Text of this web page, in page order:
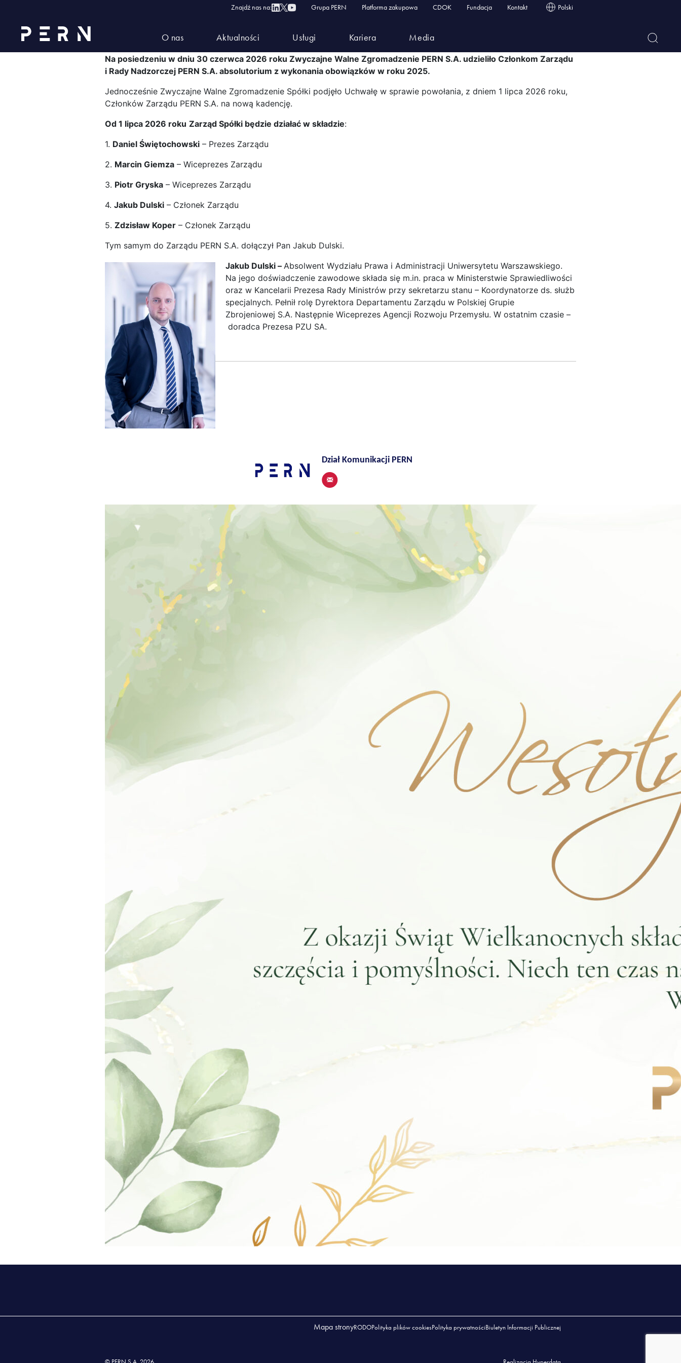
Znajdź nas na: Grupa PERN Platforma zakupowa CDOK Fundacja Kontakt Polski
O nas Aktualności Usługi Kariera Media
Powołanie Członków Zarządu PERN S.A. na nową
kadencję
Na posiedzeniu w dniu 30 czerwca 2026 roku Zwyczajne Walne Zgromadzenie PERN S.A. udzieliło Członkom Zarządu
i Rady Nadzorczej PERN S.A. absolutorium z wykonania obowiązków w roku 2025.
Jednocześnie Zwyczajne Walne Zgromadzenie Spółki podjęło Uchwałę w sprawie powołania, z dniem 1 lipca 2026 roku,
Członków Zarządu PERN S.A. na nową kadencję.
Od 1 lipca 2026 roku Zarząd Spółki będzie działać w składzie:
1. Daniel Świętochowski – Prezes Zarządu
2. Marcin Giemza – Wiceprezes Zarządu
3. Piotr Gryska – Wiceprezes Zarządu
4. Jakub Dulski – Członek Zarządu
5. Zdzisław Koper – Członek Zarządu
Tym samym do Zarządu PERN S.A. dołączył Pan Jakub Dulski.
Jakub Dulski – Absolwent Wydziału Prawa i Administracji Uniwersytetu Warszawskiego.
Na jego doświadczenie zawodowe składa się m.in. praca w Ministerstwie Sprawiedliwości
oraz w Kancelarii Prezesa Rady Ministrów przy sekretarzu stanu – Koordynatorze ds. służb
specjalnych. Pełnił rolę Dyrektora Departamentu Zarządu w Polskiej Grupie
Zbrojeniowej S.A. Następnie Wiceprezes Agencji Rozwoju Przemysłu. W ostatnim czasie –
doradca Prezesa PZU SA.
Dział Komunikacji PERN
Mapa stronyRODOPolityka plików cookiesPolityka prywatnościBiuletyn Informacji Publicznej